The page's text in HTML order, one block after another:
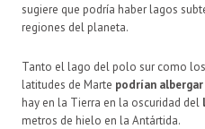
sugiere que podría haber lagos
regiones del planeta.
Tanto el lago del polo sur como
latitudes de Marte podrían
hay en la Tierra en la oscuridad del
metros de hielo en la Antártida.